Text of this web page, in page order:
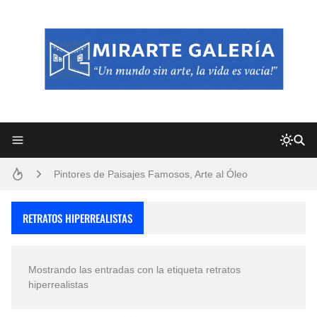
Pintores de Paisajes Famosos, Arte al Óleo
RETRATOS HIPERREALISTAS
Mostrando las entradas con la etiqueta retratos
hiperrealistas